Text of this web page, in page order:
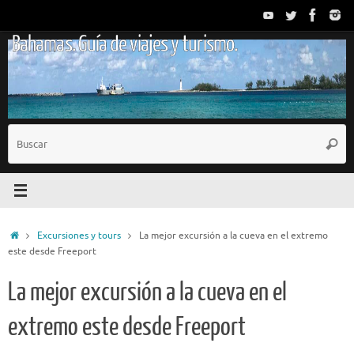
contenido
Bahamas. Guía de viajes y turismo.
InicioExcursiones y tours
La mejor excursión a la cueva en el extremo
este desde Freeport
La mejor excursión a la cueva en el
extremo este desde Freeport